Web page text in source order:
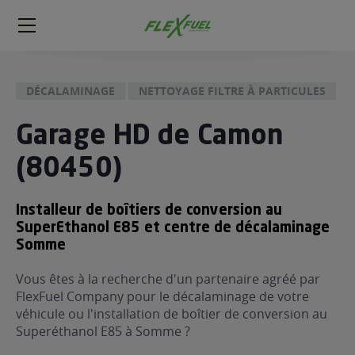
FlexFuel
Méga
le Décalaminage
E85
du carburant avec
garagiste
garagiste
DÉCALAMINAGE NETTOYAGE FILTRE À PARTICULES
Garage HD de Camon
(80450)
Installeur de boîtiers de conversion au
SuperEthanol E85 et centre de décalaminage
Somme
Vous êtes à la recherche d'un partenaire agréé par
FlexFuel Company pour le décalaminage de votre
véhicule ou l'installation de boîtier de conversion au
Superéthanol E85 à Somme ?